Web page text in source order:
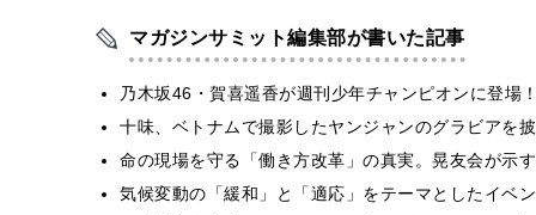
マガジンサミット編集部が書いた記事
乃木坂46・賀喜遥香が週刊少年チャンピオンに登
十味、ベトナムで撮影したヤンジャンのグラビアを
命の現場を守る「働き方改革」の真実。晃友会が示
気候変動の「緩和」と「適応」をテーマとしたイベ